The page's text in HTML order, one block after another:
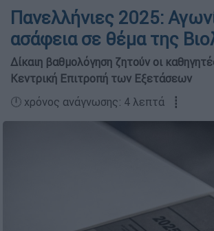
Πανελλήνιες 2025:
ασάφεια σε θέμα της
Δίκαιη βαθμολόγηση ζητούν οι
Κεντρική Επιτροπή των Εξετάσεων
🕛 χρόνος ανάγνωσης: 4 λεπτά ┋